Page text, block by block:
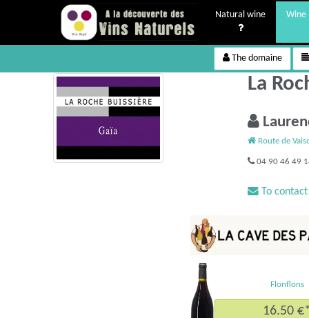
Natural wine Wine
The domaine
La
Route de
04 90 46 49
To
Flonflons
16.50